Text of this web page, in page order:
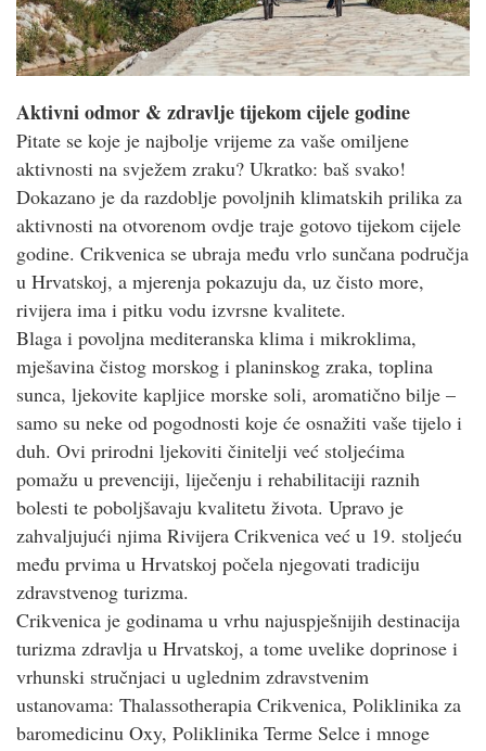
Aktivni odmor & zdravlje tijekom cijele godine
Pitate se koje je najbolje vrijeme za vaše omiljene
aktivnosti na svježem zraku? Ukratko: baš svako!
Dokazano je da razdoblje povoljnih klimatskih prilika za
aktivnosti na otvorenom ovdje traje gotovo tijekom cijele
godine. Crikvenica se ubraja među vrlo sunčana područja
u Hrvatskoj, a mjerenja pokazuju da, uz čisto more,
rivijera ima i pitku vodu izvrsne kvalitete.
Blaga i povoljna mediteranska klima i mikroklima,
mješavina čistog morskog i planinskog zraka, toplina
sunca, ljekovite kapljice morske soli, aromatično bilje –
samo su neke od pogodnosti koje će osnažiti vaše tijelo i
duh. Ovi prirodni ljekoviti činitelji već stoljećima
pomažu u prevenciji, liječenju i rehabilitaciji raznih
bolesti te poboljšavaju kvalitetu života. Upravo je
zahvaljujući njima Rivijera Crikvenica već u 19. stoljeću
među prvima u Hrvatskoj počela njegovati tradiciju
zdravstvenog turizma.
Crikvenica je godinama u vrhu najuspješnijih destinacija
turizma zdravlja u Hrvatskoj, a tome uvelike doprinose i
vrhunski stručnjaci u uglednim zdravstvenim
ustanovama: Thalassotherapia Crikvenica, Poliklinika za
baromedicinu Oxy, Poliklinika Terme Selce i mnoge